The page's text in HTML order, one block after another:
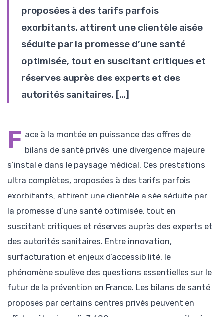
proposées à des tarifs parfois
exorbitants, attirent une clientèle aisée
séduite par la promesse d’une santé
optimisée, tout en suscitant critiques et
réserves auprès des experts et des
autorités sanitaires. […]
F ace à la montée en puissance des offres de
bilans de santé privés, une divergence majeure
s’installe dans le paysage médical. Ces prestations
ultra complètes, proposées à des tarifs parfois
exorbitants, attirent une clientèle aisée séduite par
la promesse d’une santé optimisée, tout en
suscitant critiques et réserves auprès des experts et
des autorités sanitaires. Entre innovation,
surfacturation et enjeux d’accessibilité, le
phénomène soulève des questions essentielles sur le
futur de la prévention en France. Les bilans de santé
proposés par certains centres privés peuvent en